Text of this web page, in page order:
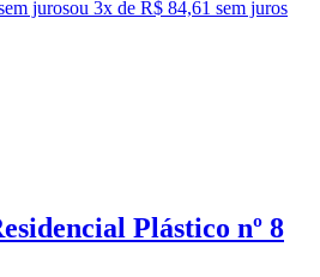
jurosou 3x de R$ 84,61 sem juros
Plástico nº 8